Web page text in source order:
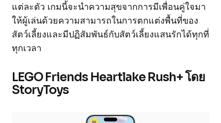
แต่ละตัว เกมนี้จะนำความสุขจากการมีเพื่อนคู่ใจมา
ให้ผู้เล่นด้วยความสามารถในการตกแต่งพื้นที่ของ
สัตว์เลี้ยงและมีปฏิสัมพันธ์กับสัตว์เลี้ยงแสนรักได้ทุกที่
ทุกเวลา
LEGO Friends Heartlake Rush+ โดย
StoryToys